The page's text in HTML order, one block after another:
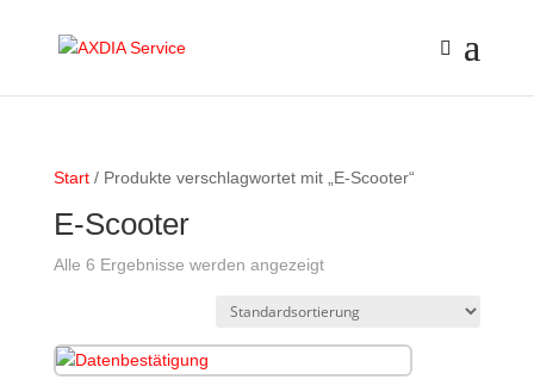
Start/ Produkte verschlagwortet mit „E-Scooter“
E-Scooter
Alle 6 Ergebnisse werden angezeigt